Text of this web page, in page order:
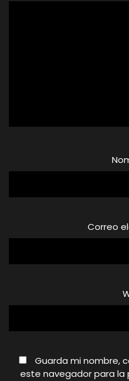
Correo
Guarda mi nombre,
este navegador para la